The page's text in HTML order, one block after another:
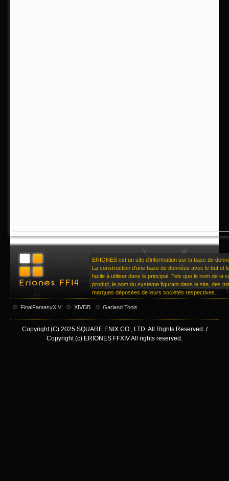
ERIONES est un site d'information sur la base de
La construction d'une base de données avec le but et
facile à utiliser dans le principal. Tels que le nom de la
produit, le nom du système figurant dans le site, des
marques déposées de leurs sociétés respectives.
FinalFantasyXIV XIVDB Garland Tools
Copyright (C) 2025 SQUARE ENIX CO., LTD. All Rights Reserved. /
Copyright (c) ERIONES FFXIV All rights reserved.